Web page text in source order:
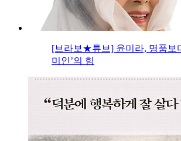
[브라보★튜브] 윤미라, 명품보
미인’의 힘